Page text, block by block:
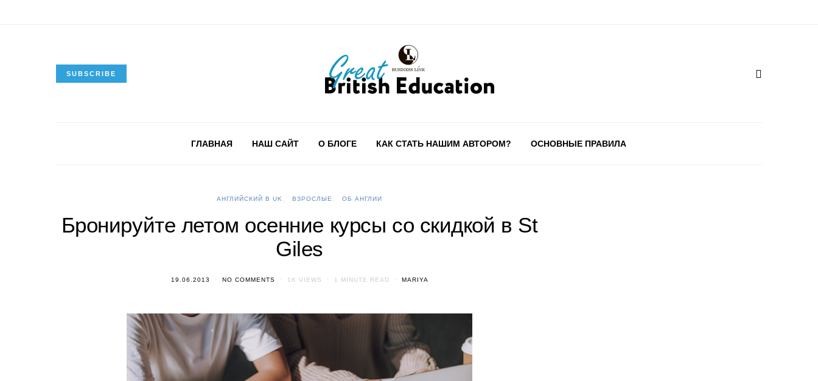
SUBSCRIBE
ГЛАВНАЯ НАШ САЙТ О БЛОГЕ КАК СТАТЬ НАШИМ АВТОРОМ? ОСНОВНЫЕ ПРАВИЛА
АНГЛИЙСКИЙ В UK ВЗРОСЛЫЕ ОБ АНГЛИИ
Бронируйте летом осенние курсы со скидкой в St
Giles
19.06.2013 NO COMMENTS 1K VIEWS 1 MINUTE READ MARIYA